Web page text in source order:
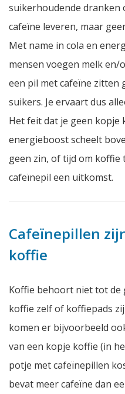
suikerhoudende dranken
cafeïne leveren, maar
Met name in cola en
mensen voegen melk
een pil met cafeïne zitten
suikers. Je ervaart dus
Het feit dat je geen
energieboost scheelt
geen zin, of tijd om koffie
cafeïnepil een uitkomst.
Cafeïnepillen
koffie
Koffie behoort niet tot de
koffie zelf of koffiepads
komen er bijvoorbeeld
van een kopje koffie (in
potje met cafeïnepillen
bevat meer cafeïne dan